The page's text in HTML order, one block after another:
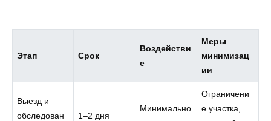
Этап Срок
Воздействи
е
Меры
минимизац
ии
Выезд и
обследован
1–2 дня
Минимально
Ограничени
е участка,